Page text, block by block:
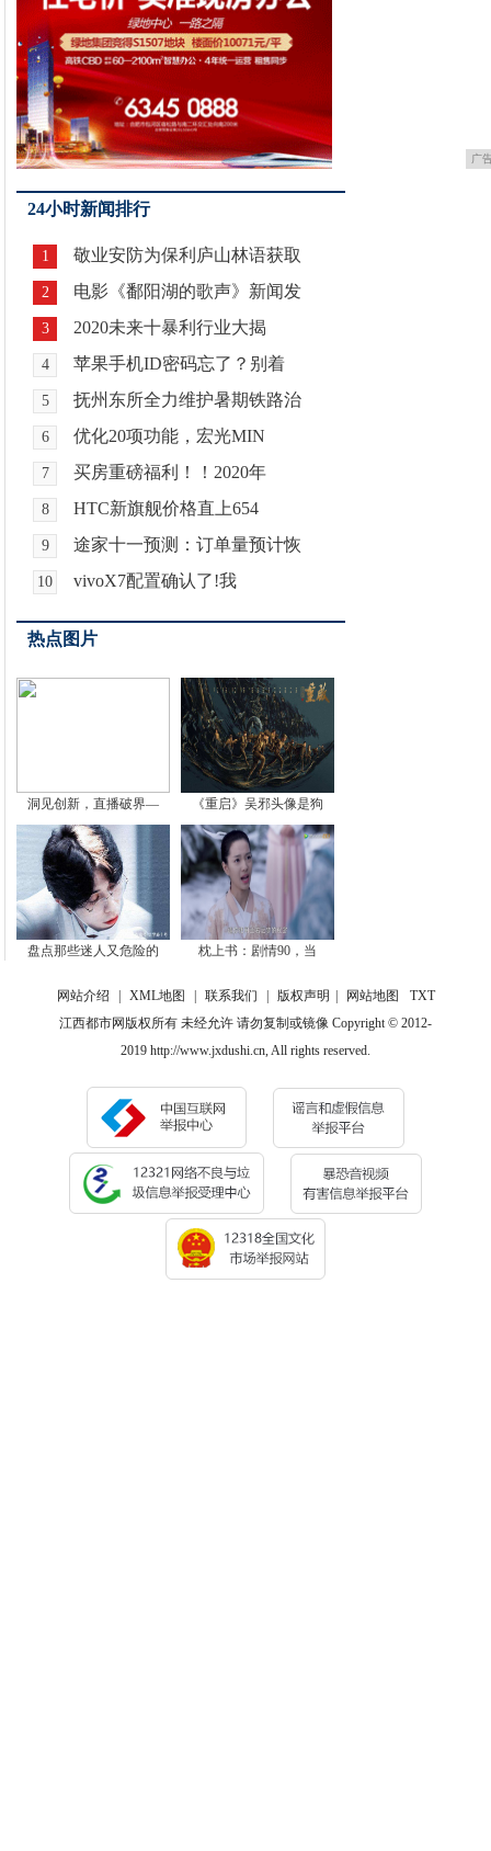
广
24小时新闻排行
1 敬业安防为保利庐山林语获取
2 电影《鄱阳湖的歌声》新闻发
3 2020未来十暴利行业大揭
4 苹果手机ID密码忘了？别着
5 抚州东所全力维护暑期铁路治
6 优化20项功能，宏光MIN
7 买房重磅福利！！2020年
8 HTC新旗舰价格直上654
9 途家十一预测：订单量预计恢
10 vivoX7配置确认了!我
热点图片
洞见创新，直播破界— 《重启》吴邪头像是狗
盘点那些迷人又危险的 枕上书：剧情90，当
网站介绍 XML地图 联系我们 版权声明 网站地图
TXT
江西都市网版权所有 未经允许 请勿复制或镜像 Copyright © 2012-
2019 http://www.jxdushi.cn, All rights reserved.